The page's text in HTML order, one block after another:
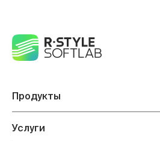
распространяется на всех
рынка – разработчиков, […]
Продукты
Услуги